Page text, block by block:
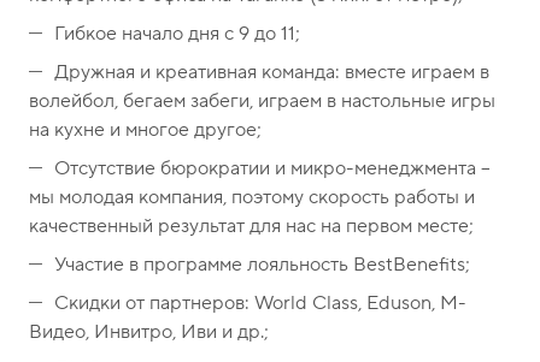
Гибкое начало дня с 9 до 11;
Дружная и креативная команда: вместе играем в
волейбол, бегаем забеги, играем в настольные игры
на кухне и многое другое;
Отсутствие бюрократии и микро-менеджмента –
мы молодая компания, поэтому скорость работы и
качественный результат для нас на первом месте;
Участие в программе лояльность BestBenefits;
Скидки от партнеров: World Class, Eduson, М-
Видео, Инвитро, Иви и др.;